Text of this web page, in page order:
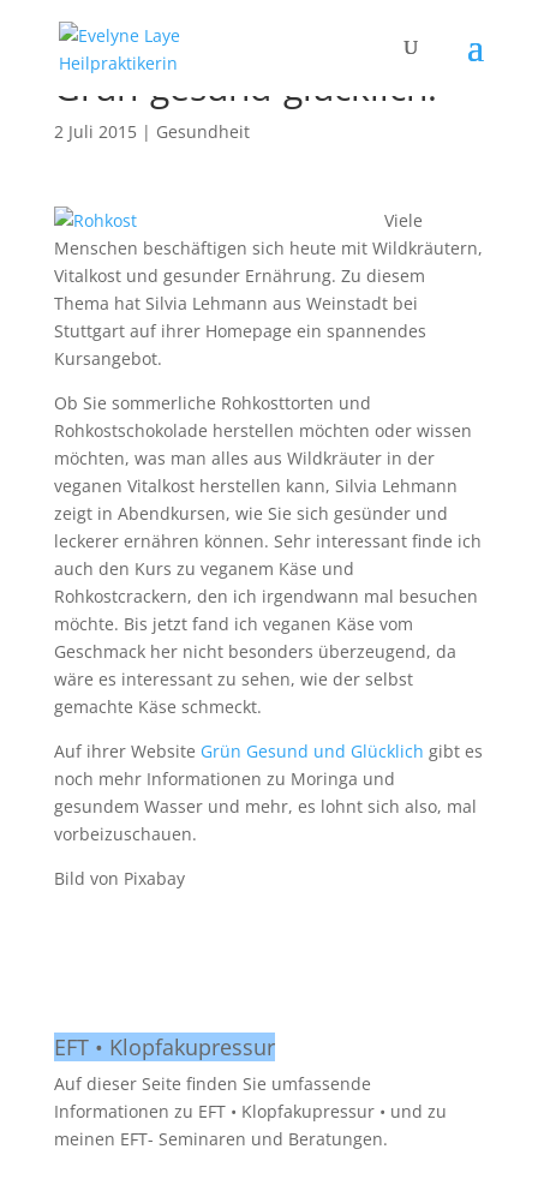
Grün-gesund-glücklich!
2 Juli 2015| Gesundheit
Viele
Menschen beschäftigen sich heute mit Wildkräutern,
Vitalkost und gesunder Ernährung. Zu diesem
Thema hat Silvia Lehmann aus Weinstadt bei
Stuttgart auf ihrer Homepage ein spannendes
Kursangebot.
Ob Sie sommerliche Rohkosttorten und
Rohkostschokolade herstellen möchten oder wissen
möchten, was man alles aus Wildkräuter in der
veganen Vitalkost herstellen kann, Silvia Lehmann
zeigt in Abendkursen, wie Sie sich gesünder und
leckerer ernähren können. Sehr interessant finde ich
auch den Kurs zu veganem Käse und
Rohkostcrackern, den ich irgendwann mal besuchen
möchte. Bis jetzt fand ich veganen Käse vom
Geschmack her nicht besonders überzeugend, da
wäre es interessant zu sehen, wie der selbst
gemachte Käse schmeckt.
Auf ihrer Website Grün Gesund und Glücklich gibt es
noch mehr Informationen zu Moringa und
gesundem Wasser und mehr, es lohnt sich also, mal
vorbeizuschauen.
Bild von Pixabay
EFT • Klopfakupressur
Auf dieser Seite finden Sie umfassende
Informationen zu EFT • Klopfakupressur • und zu
meinen EFT- Seminaren und Beratungen.